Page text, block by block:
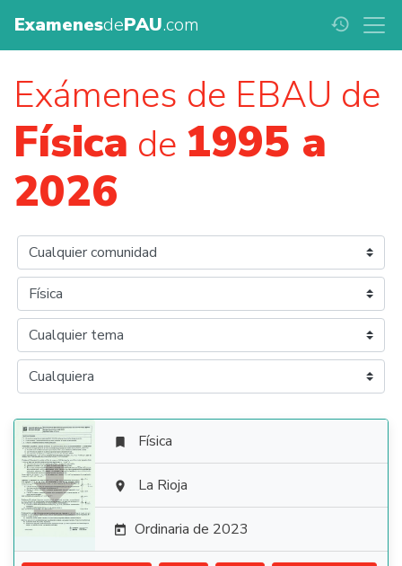
ExamenesdePAU.com history
Exámenes de EBAU de
Física de 1995 a
2026

 Física
 La Rioja
 Ordinaria de 2023